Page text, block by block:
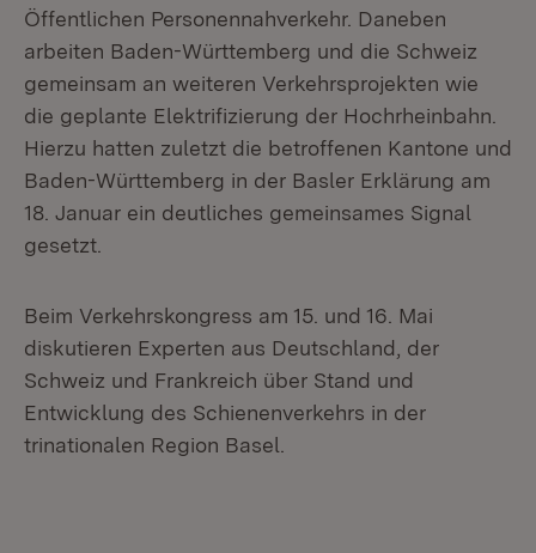
Öffentlichen Personennahverkehr. Daneben
arbeiten Baden-Württemberg und die Schweiz
gemeinsam an weiteren Verkehrsprojekten wie
die geplante Elektrifizierung der Hochrheinbahn.
Hierzu hatten zuletzt die betroffenen Kantone und
Baden-Württemberg in der Basler Erklärung am
18. Januar ein deutliches gemeinsames Signal
gesetzt.
Beim Verkehrskongress am 15. und 16. Mai
diskutieren Experten aus Deutschland, der
Schweiz und Frankreich über Stand und
Entwicklung des Schienenverkehrs in der
trinationalen Region Basel.